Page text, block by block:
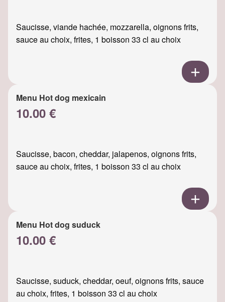
Saucisse, viande hachée, mozzarella, oignons frits,
sauce au choix, frites, 1 boisson 33 cl au choix
Menu Hot dog mexicain
10.00 €
Saucisse, bacon, cheddar, jalapenos, oignons frits,
sauce au choix, frites, 1 boisson 33 cl au choix
Menu Hot dog suduck
10.00 €
Saucisse, suduck, cheddar, oeuf, oignons frits, sauce
au choix, frites, 1 boisson 33 cl au choix